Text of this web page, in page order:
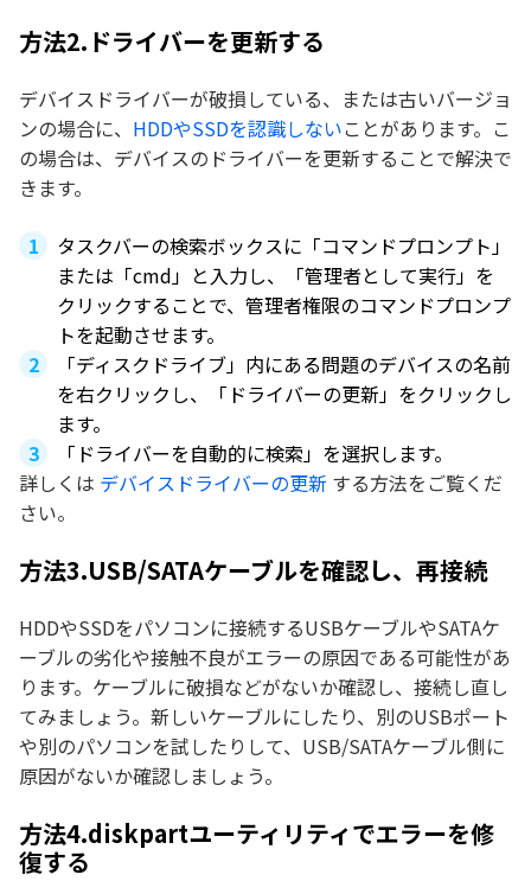
方法2.ドライバーを更新する
デバイスドライバーが破損している、または古いバージョ
ンの場合に、 HDDやSSDを認識しないことがあります。こ
の場合は、デバイスのドライバーを更新することで解決で
きます。
タスクバーの検索ボックスに「コマンドプロンプト」
または「cmd」と入力し、「管理者として実行」を
クリックすることで、管理者権限のコマンドプロンプ
トを起動させます。
「ディスクドライブ」内にある問題のデバイスの名前
を右クリックし、「ドライバーの更新」をクリックし
ます。
「ドライバーを自動的に検索」を選択します。
詳しくは デバイスドライバーの更新 する方法をご覧くだ
さい。
方法3.USB/SATAケーブルを確認し、再接続
HDDやSSDをパソコンに接続するUSBケーブルやSATAケ
ーブルの劣化や接触不良がエラーの原因である可能性があ
ります。ケーブルに破損などがないか確認し、接続し直し
てみましょう。新しいケーブルにしたり、別のUSBポート
や別のパソコンを試したりして、USB/SATAケーブル側に
原因がないか確認しましょう。
方法4.diskpartユーティリティでエラーを修
復する